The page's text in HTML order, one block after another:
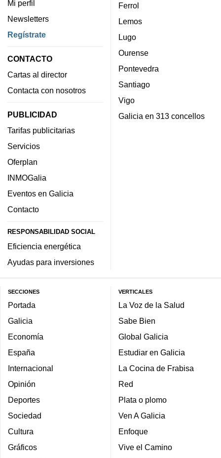
Mi perfil
Newsletters
Regístrate
CONTACTO
Cartas al director
Contacta con nosotros
PUBLICIDAD
Tarifas publicitarias
Servicios
Oferplan
INMOGalia
Eventos en Galicia
Contacto
RESPONSABILIDAD SOCIAL
Eficiencia energética
Ayudas para inversiones
Ferrol
Lemos
Lugo
Ourense
Pontevedra
Santiago
Vigo
Galicia en 313 concellos
SECCIONES
Portada
Galicia
Economía
España
Internacional
Opinión
Deportes
Sociedad
Cultura
Gráficos
VERTICALES
La Voz de la Salud
Sabe Bien
Global Galicia
Estudiar en Galicia
La Cocina de Frabisa
Red
Plata o plomo
Ven A Galicia
Enfoque
Vive el Camino